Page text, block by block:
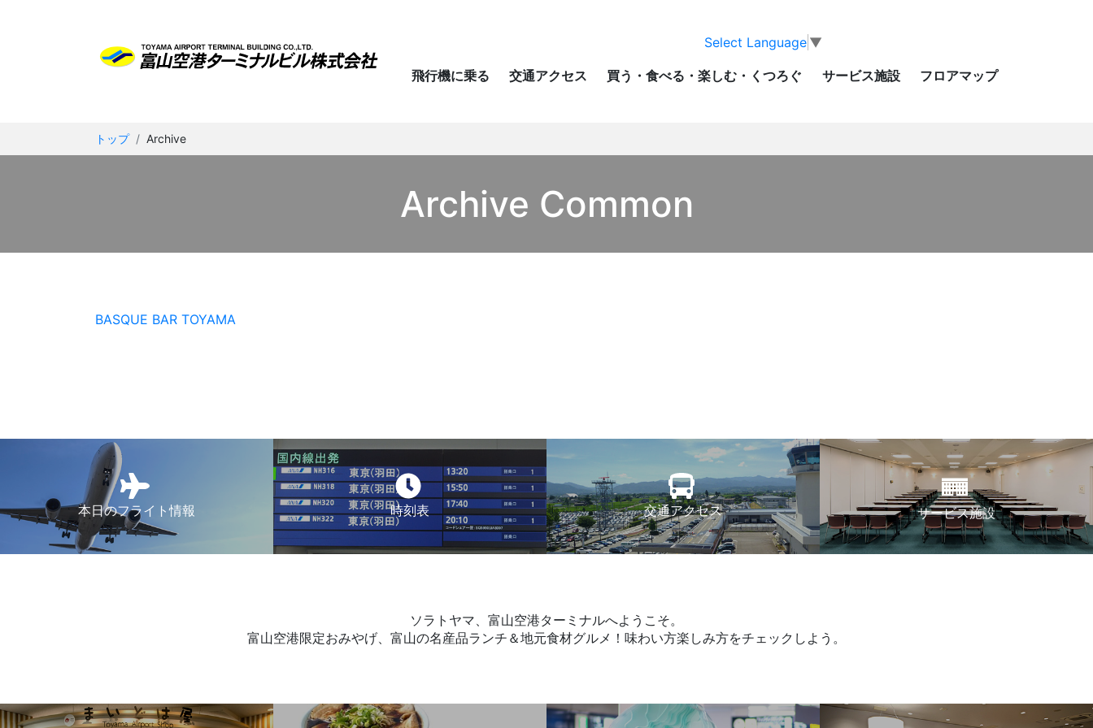
Select Language ▼
飛行機に乗る 交通アクセス 買う・食べる・楽しむ・くつろぐ サービス施設 フロアマップ
トップ Archive
Archive Common
BASQUE BAR TOYAMA
本日のフライト情報 時刻表 交通アクセス サービス施設
ソラトヤマ、富山空港ターミナルへようこそ。
富山空港限定おみやげ、富山の名産品ランチ＆地元食材グルメ！味わい方楽しみ方をチェックしよう。